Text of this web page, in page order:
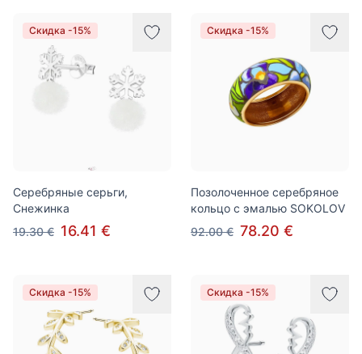
Скидка -15%
Серебряные серьги,
Снежинка
19.30 € 16.41 €
Скидка -15%
Позолоченное серебряное
кольцо с эмалью SOKOLOV
92.00 € 78.20 €
Скидка -15% Скидка -15%